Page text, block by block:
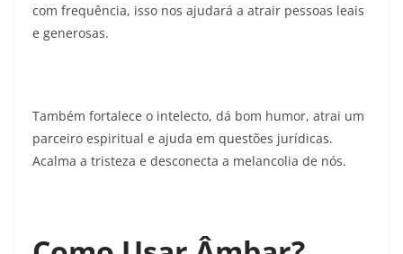
com frequência, isso nos ajudará a atrair pessoas leais
e generosas.
Também fortalece o intelecto, dá bom humor, atrai um
parceiro espiritual e ajuda em questões jurídicas.
Acalma a tristeza e desconecta a melancolia de nós.